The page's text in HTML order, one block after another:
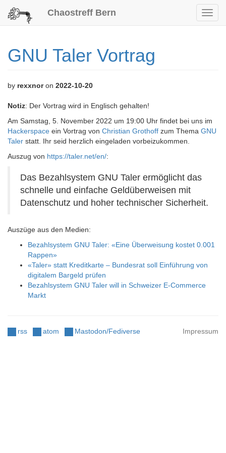
Chaostreff Bern
GNU Taler Vortrag
by rexxnoron 2022-10-20
Notiz: Der Vortrag wird in Englisch gehalten!
Am Samstag, 5. November 2022 um 19:00 Uhr findet bei uns im
Hackerspace ein Vortrag von Christian Grothoff zum Thema GNU
Taler statt. Ihr seid herzlich eingeladen vorbeizukommen.
Auszug von https://taler.net/en/:
Das Bezahlsystem GNU Taler ermöglicht das
schnelle und einfache Geldüberweisen mit
Datenschutz und hoher technischer Sicherheit.
Auszüge aus den Medien:
Bezahlsystem GNU Taler: «Eine Überweisung kostet 0.001
Rappen»
«Taler» statt Kreditkarte – Bundesrat soll Einführung von
digitalem Bargeld prüfen
Bezahlsystem GNU Taler will in Schweizer E-Commerce
Markt
rss atom Mastodon/Fediverse Impressum